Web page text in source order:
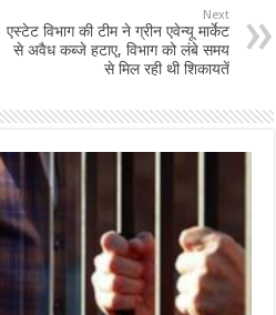
Next
एस्टेट विभाग की टीम ने ग्रीन एवेन्यू मार्केट
से अवैध कब्जे हटाए, विभाग को लंबे समय
से मिल रही थी शिकायतें